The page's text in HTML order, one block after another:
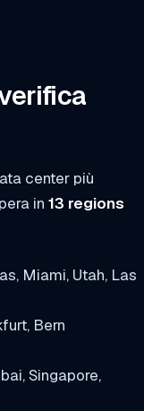
center più
in 13 regions
Miami, Utah, Las
Bern
Singapore,